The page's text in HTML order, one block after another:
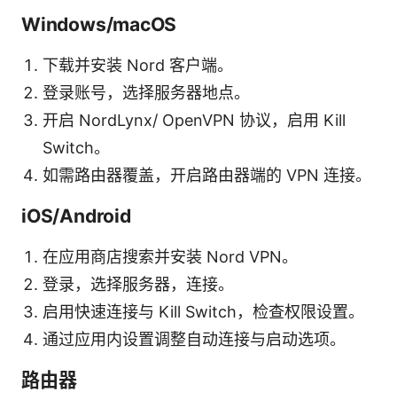
Windows/macOS
下载并安装 Nord 客户端。
登录账号，选择服务器地点。
开启 NordLynx/ OpenVPN 协议，启用 Kill
Switch。
如需路由器覆盖，开启路由器端的 VPN 连接。
iOS/Android
在应用商店搜索并安装 Nord VPN。
登录，选择服务器，连接。
启用快速连接与 Kill Switch，检查权限设置。
通过应用内设置调整自动连接与启动选项。
路由器